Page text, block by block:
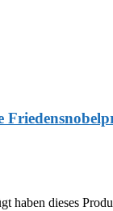
haben dieses